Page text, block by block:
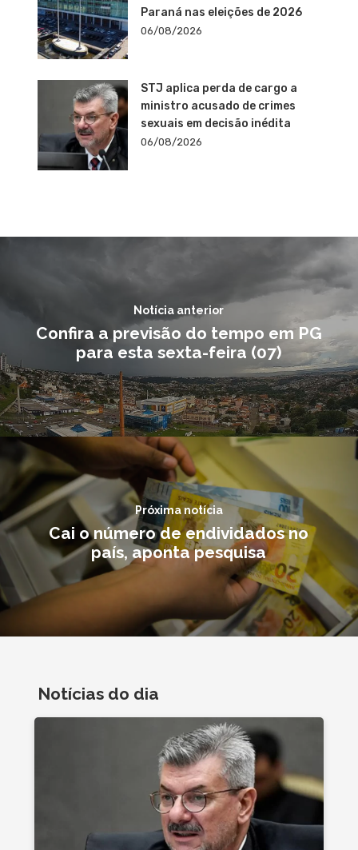
Paraná nas eleições de 2026
06/08/2026
STJ aplica perda de cargo a
ministro acusado de crimes
sexuais em decisão inédita
06/08/2026
Notícia anterior
Confira a previsão do tempo em PG
para esta sexta-feira (07)
Próxima notícia
Cai o número de endividados no
país, aponta pesquisa
Notícias do dia